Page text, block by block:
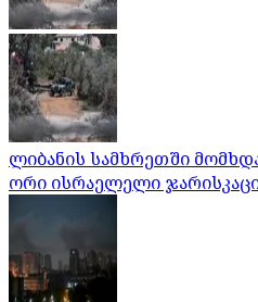
ლიბანის სამხრეთში
ორი ისრაელელი